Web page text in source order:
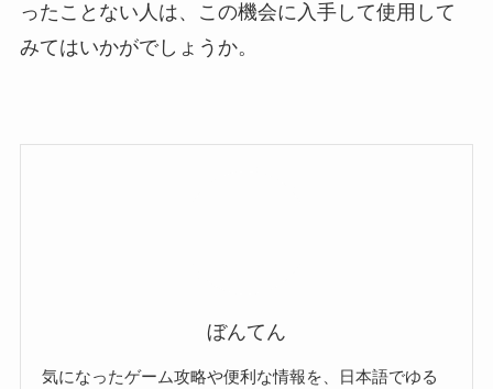
ったことない人は、この機会に入手して使用して
みてはいかがでしょうか。
ぼんてん
気になったゲーム攻略や便利な情報を、日本語でゆる